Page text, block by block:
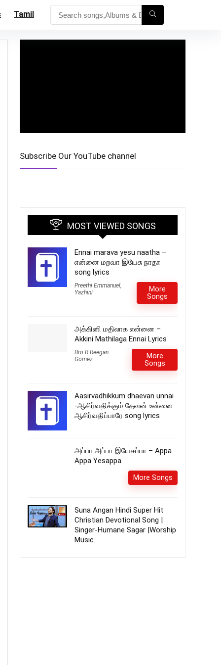
Tamil
Subscribe Our YouTube channel
MOST VIEWED SONGS
Ennai marava yesu naatha –
என்னை மறவா இயேசு நாதா
song lyrics
Preethi Emmanuel,
Yazhini
More
Songs
அக்கினி மதிலாக என்னை –
Akkini Mathilaga Ennai Lyrics
Bro R Reegan
Gomez
More
Songs
Aasirvadhikkum dhaevan unnai
-ஆசிர்வதிக்கும் தேவன் உன்னை
ஆசிர்வதிப்பாரே song lyrics
அப்பா அப்பா இயேசப்பா – Appa
Appa Yesappa
More Songs
Suna Angan Hindi Super Hit
Christian Devotional Song |
Singer-Humane Sagar |Worship
Music.